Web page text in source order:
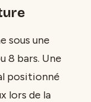
sous une
8 bars. Une
positionné
lors de la